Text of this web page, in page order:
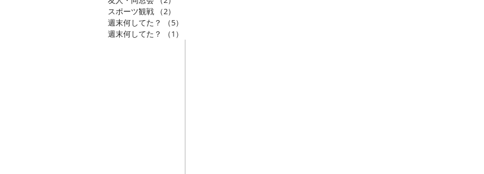
スポーツ観戦
（2）
週末何してた？
（5）
週末何してた？
（1）